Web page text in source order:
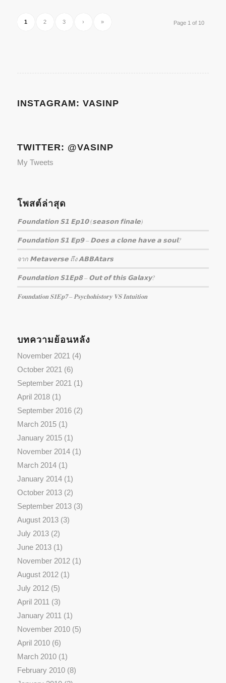
Page 1 of 10
1 2 3 › »
INSTAGRAM: VASINP
TWITTER: @VASINP
My Tweets
โพสต์ล่าสุด
𝗙𝗼𝘂𝗻𝗱𝗮𝘁𝗶𝗼𝗻 𝗦𝟭 𝗘𝗽𝟭𝟬 (𝘀𝗲𝗮𝘀𝗼𝗻 𝗳𝗶𝗻𝗮𝗹𝗲)
𝗙𝗼𝘂𝗻𝗱𝗮𝘁𝗶𝗼𝗻 𝗦𝟭 𝗘𝗽𝟵 – 𝗗𝗼𝗲𝘀 𝗮 𝗰𝗹𝗼𝗻𝗲 𝗵𝗮𝘃𝗲 𝗮 𝘀𝗼𝘂𝗹?
จาก 𝗠𝗲𝘁𝗮𝘃𝗲𝗿𝘀𝗲 ถึง 𝗔𝗕𝗕𝗔𝘁𝗮𝗿𝘀
𝗙𝗼𝘂𝗻𝗱𝗮𝘁𝗶𝗼𝗻 𝗦𝟭𝗘𝗽𝟴 – 𝗢𝘂𝘁 𝗼𝗳 𝘁𝗵𝗶𝘀 𝗚𝗮𝗹𝗮𝘅𝘆?
𝐅𝐨𝐮𝐧𝐝𝐚𝐭𝐢𝐨𝐧 𝐒𝟏𝐄𝐩𝟕 – 𝐏𝐬𝐲𝐜𝐡𝐨𝐡𝐢𝐬𝐭𝐨𝐫𝐲 𝐕𝐒 𝐈𝐧𝐭𝐮𝐢𝐭𝐢𝐨𝐧
บทความย้อนหลัง
November 2021 (4)
October 2021 (6)
September 2021 (1)
April 2018(1)
September 2016(2)
March 2015(1)
January 2015(1)
November 2014(1)
March 2014(1)
January 2014(1)
October 2013(2)
September 2013(3)
August 2013(3)
July 2013(2)
June 2013(1)
November 2012(1)
August 2012(1)
July 2012(5)
April 2011 (3)
January 2011 (1)
November 2010(5)
April 2010(6)
March 2010(1)
February 2010(8)